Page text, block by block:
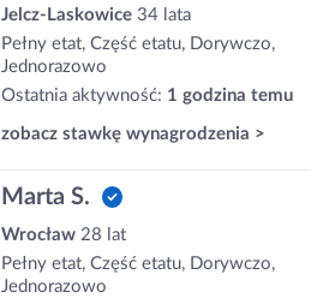
Jelcz-Laskowice 34 lata
Pełny etat, Część etatu, Dorywczo,
Jednorazowo
Ostatnia aktywność: 1 godzina temu
zobacz stawkę wynagrodzenia >
Marta S.
Wrocław 28 lat
Pełny etat, Część etatu, Dorywczo,
Jednorazowo